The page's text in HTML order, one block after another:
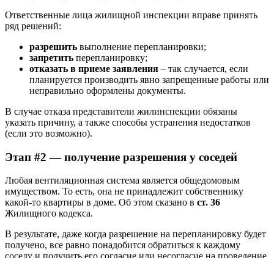
Ответственные лица жилищной инспекции вправе принять
ряд решений:
разрешить выполнение перепланировки;
запретить перепланировку;
отказать в приеме заявления – так случается, если
планируется производить явно запрещенные работы или
неправильно оформлены документы.
В случае отказа представители жилинспекции обязаны
указать причину, а также способы устранения недостатков
(если это возможно).
Этап #2 — получение разрешения у соседей
Любая вентиляционная система является общедомовым
имуществом. То есть, она не принадлежит собственнику
какой-то квартиры в доме. Об этом сказано в ст. 36
Жилищного кодекса.
В результате, даже когда разрешение на перепланировку будет
получено, все равно понадобится обратиться к каждому